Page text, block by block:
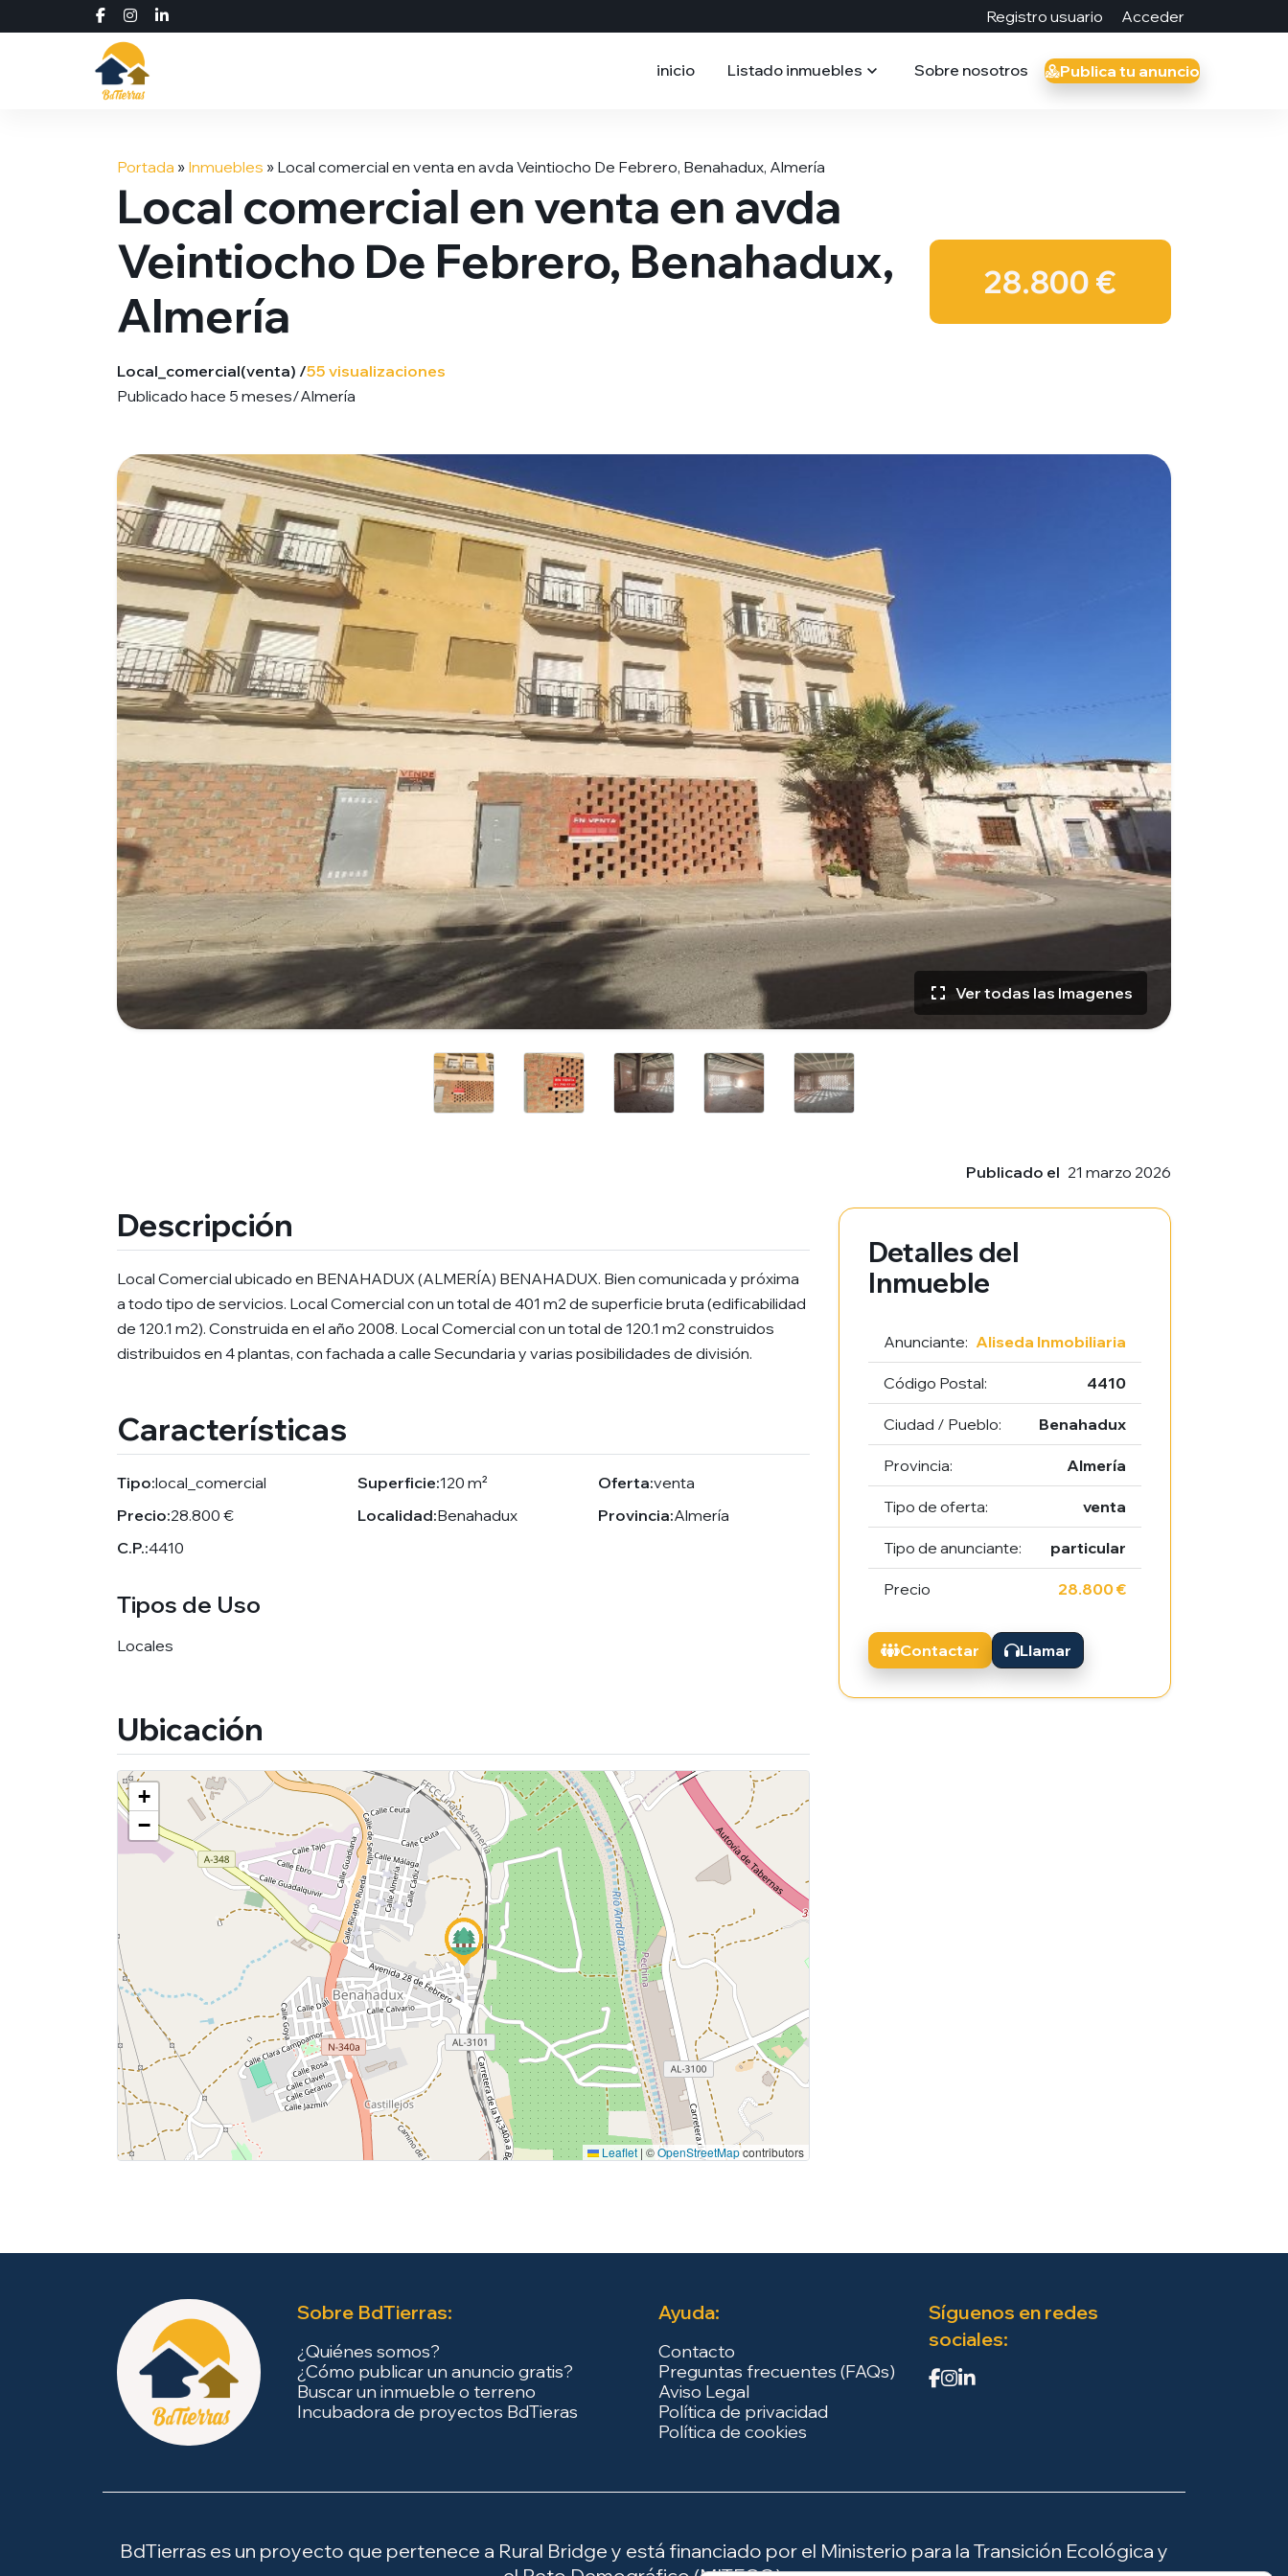
Registro usuario Acceder
inicio Listado inmuebles Sobre nosotros Publica tu anuncio
Portada » Inmuebles » Local comercial en venta en avda Veintiocho De Febrero, Benahadux, Almería
Local comercial en venta en avda
Veintiocho De Febrero, Benahadux,
Almería
Local_comercial(venta) /55 visualizaciones
Publicado hace 5 meses/Almería
28.800 €
Ver todas las Imagenes
Publicado el 21 marzo 2026
Descripción
Local Comercial ubicado en BENAHADUX (ALMERÍA) BENAHADUX. Bien comunicada y próxima
a todo tipo de servicios. Local Comercial con un total de 401 m2 de superficie bruta (edificabilidad
de 120.1 m2). Construida en el año 2008. Local Comercial con un total de 120.1 m2 construidos
distribuidos en 4 plantas, con fachada a calle Secundaria y varias posibilidades de división.
Características
Tipo:local_comercial Superficie:120 m² Oferta:venta
Precio:28.800 € Localidad:Benahadux Provincia:Almería
C.P.:4410
Tipos de Uso
Locales
Ubicación
+
−
Leaflet | ©OpenStreetMapcontributors
Detalles del
Inmueble
Anunciante: Aliseda Inmobiliaria
Código Postal: 4410
Ciudad / Pueblo: Benahadux
Provincia: Almería
Tipo de oferta: venta
Tipo de anunciante: particular
Precio 28.800 €
Contactar Llamar
Sobre BdTierras:
¿Quiénes somos?
¿Cómo publicar un anuncio gratis?
Buscar un inmueble o terreno
Incubadora de proyectos BdTieras
Ayuda:
Contacto
Preguntas frecuentes (FAQs)
Aviso Legal
Política de privacidad
Política de cookies
Síguenos en redes
sociales:
BdTierras es un proyecto que pertenece a Rural Bridge y está financiado por el Ministerio para la Transición Ecológica y